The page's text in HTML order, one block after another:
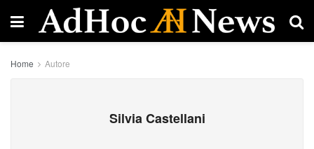
Home Autore
Silvia Castellani